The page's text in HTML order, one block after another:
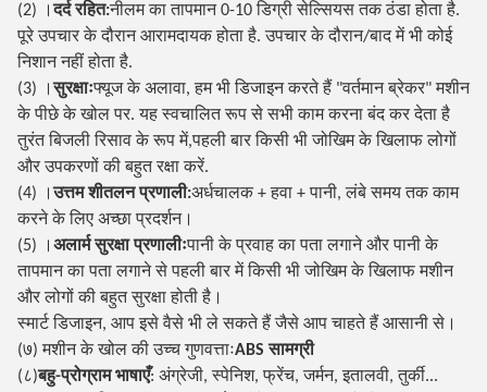
(2) ।दर्द रहित:नीलम का तापमान 0-10 डिग्री सेल्सियस तक ठंडा होता है.
पूरे उपचार के दौरान आरामदायक होता है. उपचार के दौरान/बाद में भी कोई
निशान नहीं होता है.
(3) ।सुरक्षाःफ्यूज के अलावा, हम भी डिजाइन करते हैं "वर्तमान ब्रेकर" मशीन
के पीछे के खोल पर. यह स्वचालित रूप से सभी काम करना बंद कर देता है
तुरंत बिजली रिसाव के रूप में,पहली बार किसी भी जोखिम के खिलाफ लोगों
और उपकरणों की बहुत रक्षा करें.
(4) ।उत्तम शीतलन प्रणाली:अर्धचालक + हवा + पानी, लंबे समय तक काम
करने के लिए अच्छा प्रदर्शन।
(5) । अलार्म सुरक्षा प्रणालीःपानी के प्रवाह का पता लगाने और पानी के
तापमान का पता लगाने से पहली बार में किसी भी जोखिम के खिलाफ मशीन
और लोगों की बहुत सुरक्षा होती है।
स्मार्ट डिजाइन, आप इसे वैसे भी ले सकते हैं जैसे आप चाहते हैं आसानी से।
(७) मशीन के खोल की उच्च गुणवत्ताःABS सामग्री
(८)बहु-प्रोग्राम भाषाएँ: अंग्रेजी, स्पेनिश, फ्रेंच, जर्मन, इतालवी, तुर्की...